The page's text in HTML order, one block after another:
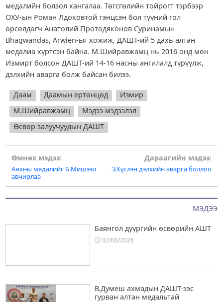
МЭДЭЭ
Баянгол дүүргийн өсвөрийн АШТ
02/06/2026
В.Думеш ахмадын ДАШТ-ээс
гурван алтан медальтай
медалийн болзол хангалаа. Төгсгөлийн тойрогт тэрбээр
ОХУ-ын Роман Лдоковтой тэнцсэн бол түүний гол
өрсөлдөгч Анатолий Протодяконов Суринамын
Bhagwandas, Arwien-ыг хожиж, ДАШТ-ий 5 дахь алтан
медалиа хүртсэн байна. М.Шийравжамц нь 2016 онд мөн
Измирт болсон ДАШТ-ий 14-16 насны ангилалд түрүүлж,
дэлхийн аварга болж байсан билээ.
Даам Даамын ертөнцөд
Измир
М.Шийравжамц
Мэдээ мэдээлэл
Өсвөр залуучуудын ДАШТ
Post
navigation
Өмнөх мэдээ:
Анхны медалийг Б.Мишээл
авчирлаа
Дараагийн мэдээ:
Э.Хүслэн дэлхийн аварга боллоо